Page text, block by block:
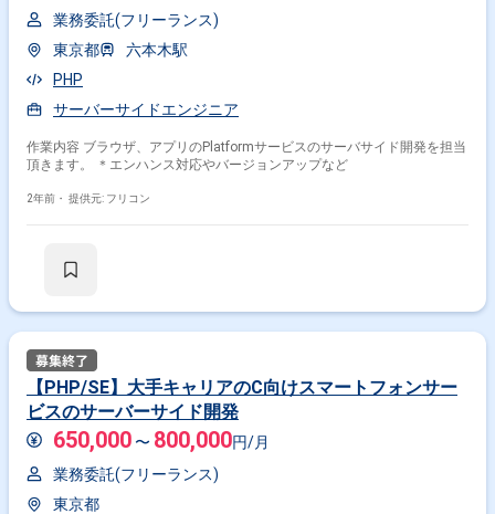
業務委託(フリーランス)
東京都
六本木駅
PHP
サーバーサイドエンジニア
作業内容 ブラウザ、アプリのPlatformサービスのサーバサイド開発を担当
頂きます。 ＊エンハンス対応やバージョンアップなど
2年前・ 提供元: フリコン
【PHP/SE】大手キャリアのC向けスマートフォンサー
ビスのサーバーサイド開発
650,000 〜 800,000円/月
業務委託(フリーランス)
東京都